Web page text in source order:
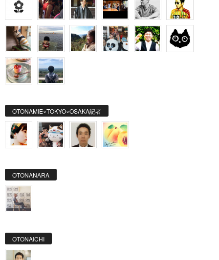
OTONAMIE×TOKYO×OSAKA記者
OTONANARA
OTONAICHI